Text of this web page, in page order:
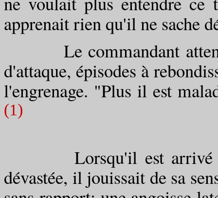
apprenait rien qu'il ne sache
Le commandant attend
d'attaque, épisodes à
l'engrenage. "Plus il est
(1)
Lorsqu'il est arrivé
dévastée, il jouissait de sa